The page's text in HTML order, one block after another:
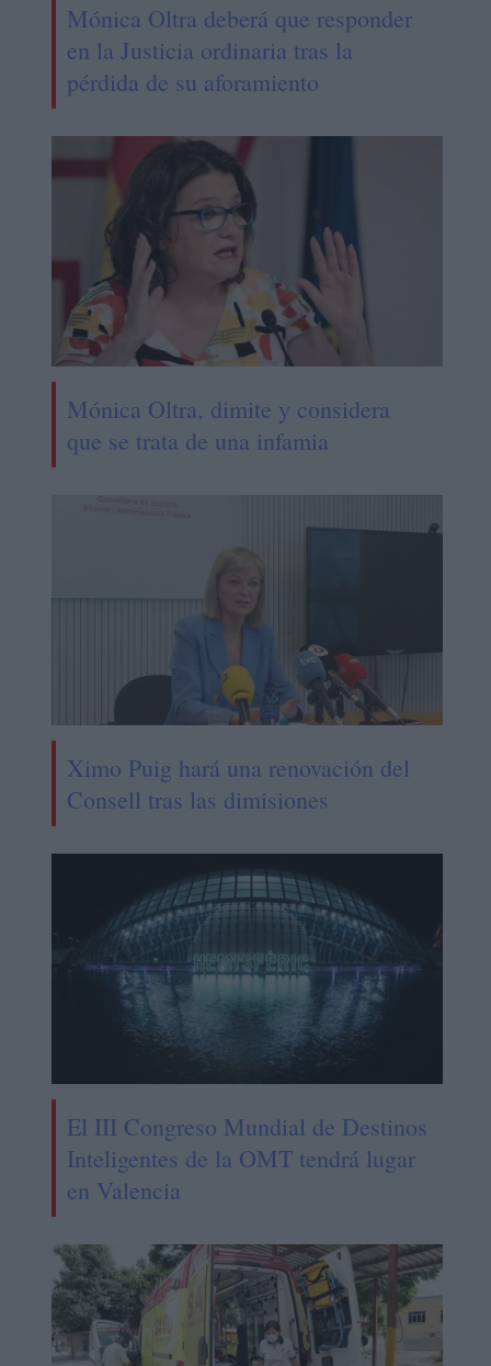
Mónica Oltra deberá que responder
en la Justicia ordinaria tras la
pérdida de su aforamiento
Mónica Oltra, dimite y considera
que se trata de una infamia
Ximo Puig hará una renovación del
Consell tras las dimisiones
El III Congreso Mundial de Destinos
Inteligentes de la OMT tendrá lugar
en Valencia